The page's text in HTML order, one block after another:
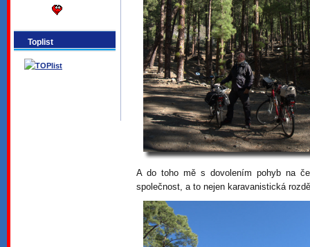
Toplist
A do toho mě s dovolením pohyb na
společnost, a to nejen karavanistická